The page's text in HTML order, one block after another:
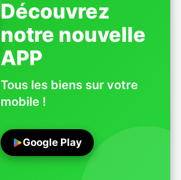
Découvrez
notre nouvelle
APP
Tous les biens sur votre
mobile !
Google Play